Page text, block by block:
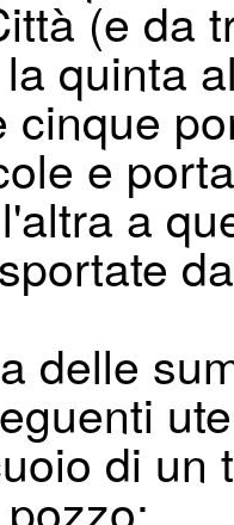
(e da
quinta
cinque
e
a
delle
di un